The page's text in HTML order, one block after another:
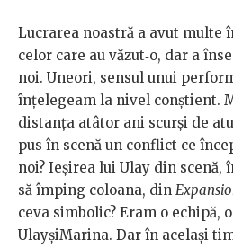
Lucrarea noastră a avut multe
celor care au văzut‑o, dar a
noi. Uneori, sensul unui
înţelegeam la nivel conştient.
distanţa atâtor ani scurşi de
pus în scenă un conflict ce
noi? Ieşirea lui Ulay din scenă,
să împing coloana, din
ceva simbolic? Eram o echipă,
UlayşiMarina. Dar în acelaşi